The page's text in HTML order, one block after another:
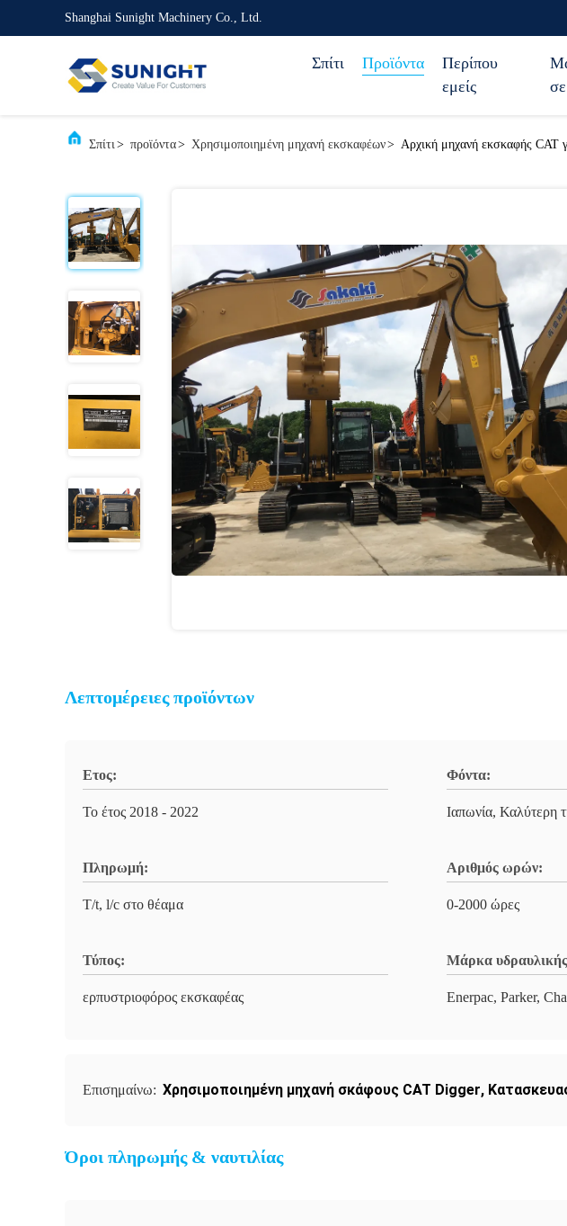
Shanghai Sunight Machinery Co., Ltd.
Σπίτι Προϊόντα
Περίπου
εμείς
Σπίτι> προϊόντα> Χρησιμοποιημένη μηχανή εκσκαφέων> Αρχική μηχανή εκσκαφής CAT
Λεπτομέρειες προϊόντων
Ετος:
Το έτος 2018 - 2022
Φόντα:
Ιαπωνία, Καλύτερη
Πληρωμή:
T/t, l/c στο θέαμα
Αριθμός ωρών:
0-2000 ώρες
Τύπος:
ερπυστριοφόρος εκσκαφέας
Μάρκα υδραυλικής
Enerpac, Parker,
Επισημαίνω: Χρησιμοποιημένη μηχανή σκάφους CAT Digger,
Όροι πληρωμής & ναυτιλίας